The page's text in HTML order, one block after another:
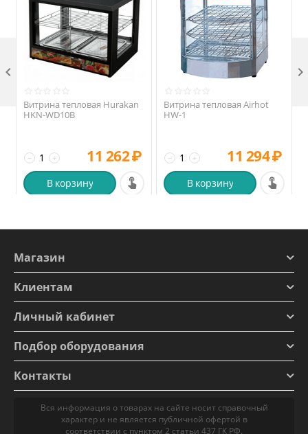
Витрина тепловая Hurakan
HKN-WD10B
+
− 11 262₽
В корзину
Витрина тепловая Airhot
HW-1
+
− 11 294₽
В корзину
 
Магазин
Клиентам
Личный кабинет
Подбор оборудования
Контакты
Вся информация о товарах на сайте носит справочный
характер и не является публичной офертой в
соответствии с пунктом 2 статьи 437 ГК РФ.